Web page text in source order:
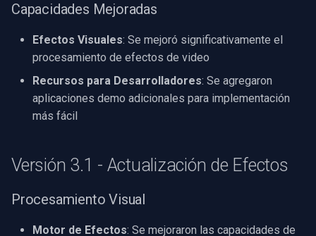
Capacidades Mejoradas
Efectos Visuales: Se mejoró significativamente el
procesamiento de efectos de video
Recursos para Desarrolladores: Se agregaron
aplicaciones demo adicionales para implementación
más fácil
Versión 3.1 - Actualización de Efectos
Procesamiento Visual
Motor de Efectos: Se mejoraron las capacidades de